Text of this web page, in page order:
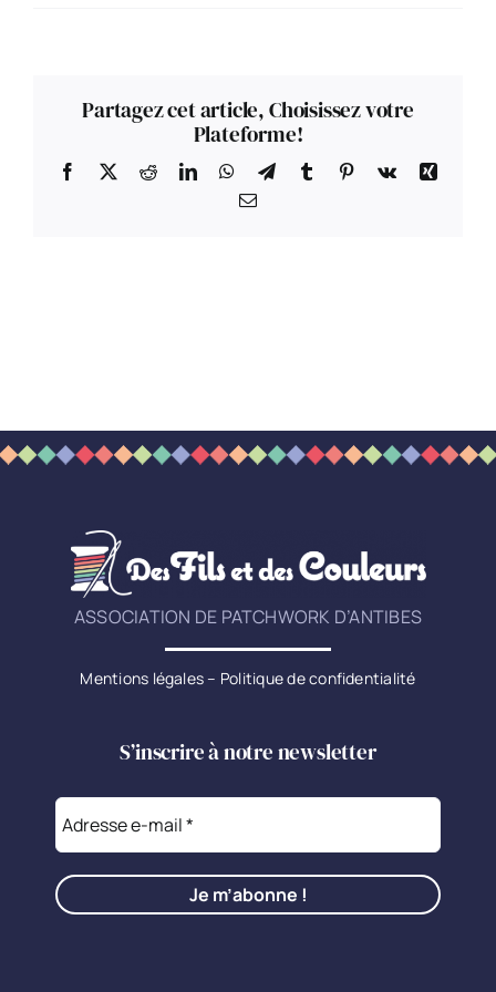
Partagez cet article, Choisissez votre
Plateforme!
Facebook
X RedditLinkedInWhatsApp
TelegramTumblr Pinterest
Vk
Xing
Email
ASSOCIATION DE PATCHWORK D’ANTIBES
Mentions légales– Politique de confidentialité
S’inscrire à notre newsletter